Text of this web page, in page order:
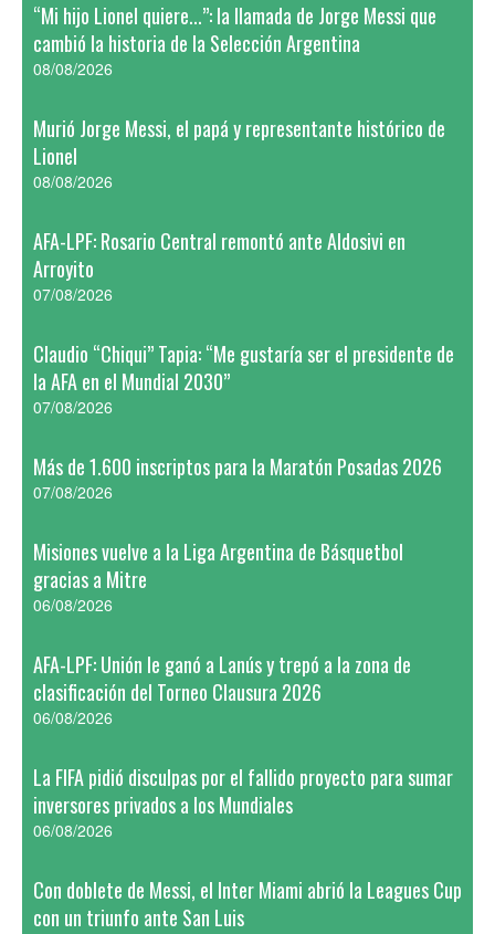
“Mi hijo Lionel quiere...”: la llamada de Jorge Messi que
cambió la historia de la Selección Argentina
08/08/2026
Murió Jorge Messi, el papá y representante histórico de
Lionel
08/08/2026
AFA-LPF: Rosario Central remontó ante Aldosivi en
Arroyito
07/08/2026
Claudio “Chiqui” Tapia: “Me gustaría ser el presidente de
la AFA en el Mundial 2030”
07/08/2026
Más de 1.600 inscriptos para la Maratón Posadas 2026
07/08/2026
Misiones vuelve a la Liga Argentina de Básquetbol
gracias a Mitre
06/08/2026
AFA-LPF: Unión le ganó a Lanús y trepó a la zona de
clasificación del Torneo Clausura 2026
06/08/2026
La FIFA pidió disculpas por el fallido proyecto para sumar
inversores privados a los Mundiales
06/08/2026
Con doblete de Messi, el Inter Miami abrió la Leagues Cup
con un triunfo ante San Luis